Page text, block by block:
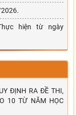
hiện từ ngày
ĐỊNH RA ĐỀ THI,
10 TỪ NĂM HỌC